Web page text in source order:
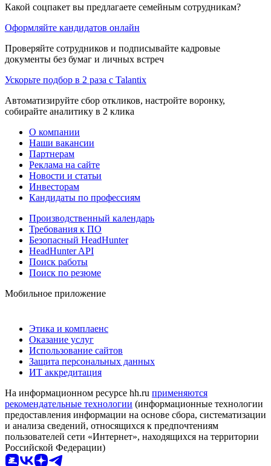
Какой соцпакет вы предлагаете семейным сотрудникам?
Оформляйте кандидатов онлайн
Проверяйте сотрудников и подписывайте кадровые
документы без бумаг и личных встреч
Ускорьте подбор в 2 раза с Talantix
Автоматизируйте сбор откликов, настройте воронку,
собирайте аналитику в 2 клика
О компании
Наши вакансии
Партнерам
Реклама на сайте
Новости и статьи
Инвесторам
Кандидаты по профессиям
Производственный календарь
Требования к ПО
Безопасный HeadHunter
HeadHunter API
Поиск работы
Поиск по резюме
Мобильное приложение
Этика и комплаенс
Оказание услуг
Использование сайтов
Защита персональных данных
ИТ аккредитация
На информационном ресурсе hh.ru применяются
рекомендательные технологии (информационные технологии
предоставления информации на основе сбора, систематизации
и анализа сведений, относящихся к предпочтениям
пользователей сети «Интернет», находящихся на территории
Российской Федерации)